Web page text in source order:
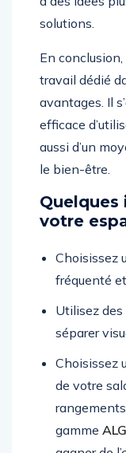
solutions.
En
travail dédié
avantages. Il
efficace
aussi d’un
le bien-être.
Quelques
votre
Choisissez
fréquenté
Utilisez des
séparer
Choisissez
de votre
gamme